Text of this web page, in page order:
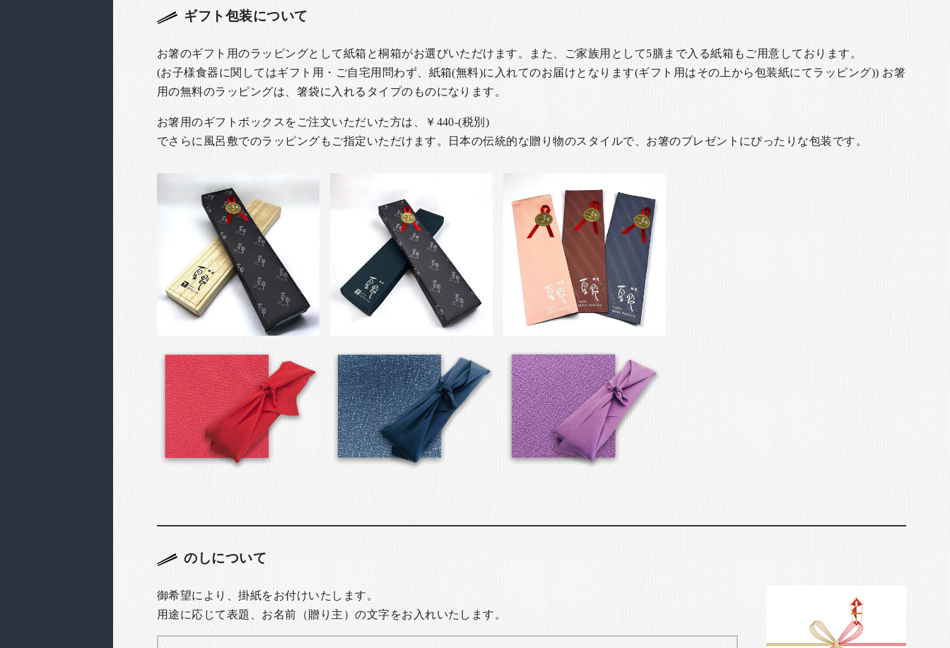
ギフト包装について
お箸のギフト用のラッピングとして紙箱と桐箱がお選びいただけます。また、ご家族用として5膳まで入る紙箱もご用意しております。
(お子様食器に関してはギフト用・ご自宅用問わず、紙箱(無料)に入れてのお届けとなります(ギフト用はその上から包装紙にてラッピング)) お箸
用の無料のラッピングは、箸袋に入れるタイプのものになります。
お箸用のギフトボックスをご注文いただいた方は、￥440-(税別)
でさらに風呂敷でのラッピングもご指定いただけます。日本の伝統的な贈り物のスタイルで、お箸のプレゼントにぴったりな包装です。
のしについて
御希望により、掛紙をお付けいたします。
用途に応じて表題、お名前（贈り主）の文字をお入れいたします。